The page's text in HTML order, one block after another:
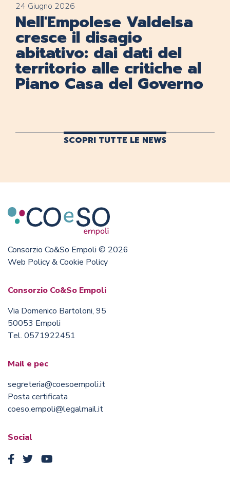
24 Giugno 2026
Nell'Empolese Valdelsa
cresce il disagio
abitativo: dai dati del
territorio alle critiche al
Piano Casa del Governo
SCOPRI TUTTE LE NEWS
Consorzio Co&So Empoli © 2026
Web Policy & Cookie Policy
Consorzio Co&So Empoli
Via Domenico Bartoloni, 95
50053 Empoli
Tel. 0571922451
Mail e pec
segreteria@coesoempoli.it
Posta certificata
coeso.empoli@legalmail.it
Social